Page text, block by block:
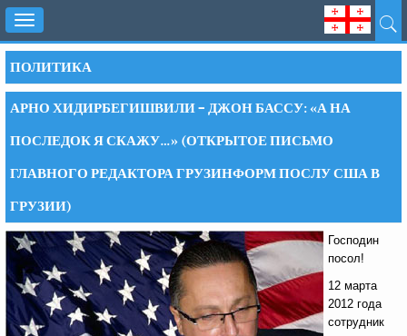
Toggle
navigation
ПОЛИТИКА
АРНО ХИДИРБЕГИШВИЛИ – ДЖОН БАССУ: «А НА
ПОСЛЕДОК Я СКАЖУ…» (ОТКРЫТОЕ ПИСЬМО
ГЛАВНОГО РЕДАКТОРА ГРУЗИНФОРМ ПОСЛУ США В
ГРУЗИИ)
Господин
посол!
12 марта
2012 года
сотрудник